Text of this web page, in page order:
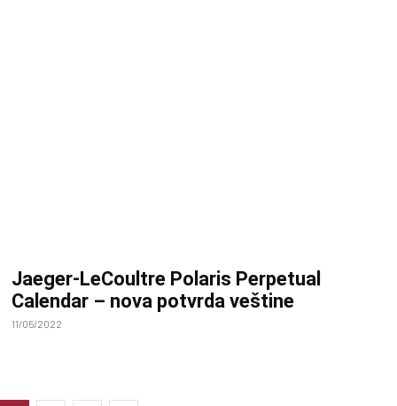
Jaeger-LeCoultre Polaris Perpetual
Calendar – nova potvrda veštine
11/05/2022